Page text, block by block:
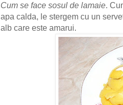
Cum se face sosul de lamaie.
apa calda, le stergem cu un
alb care este amarui.